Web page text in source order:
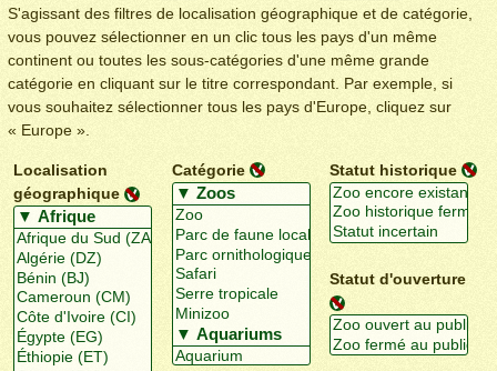
S'agissant des filtres de localisation géographique et de catégorie,
vous pouvez sélectionner en un clic tous les pays d'un même
continent ou toutes les sous-catégories d'une même grande
catégorie en cliquant sur le titre correspondant. Par exemple, si
vous souhaitez sélectionner tous les pays d'Europe, cliquez sur
« Europe ».
Localisation
géographique
Catégorie Statut historique
Statut d'ouverture